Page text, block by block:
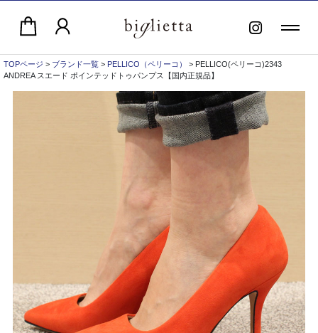
TOPページ > ブランド一覧 > PELLICO（ペリーコ）
> PELLICO(ペリーコ)2343
ANDREA スエード ポインテッドトゥパンプス【国内正規品】